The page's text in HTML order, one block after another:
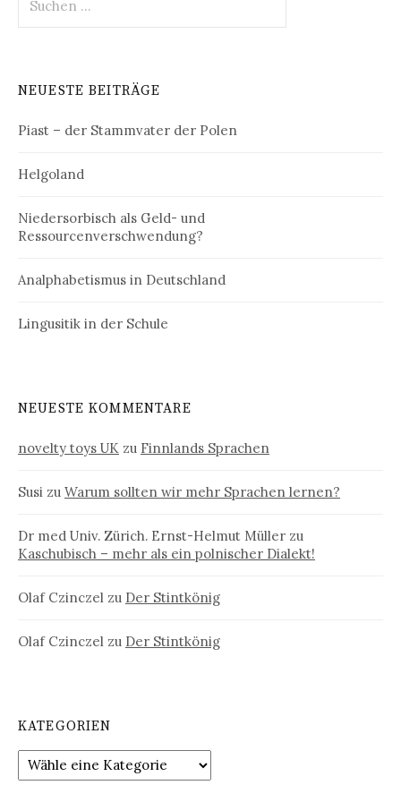
nach:
NEUESTE BEITRÄGE
Piast – der Stammvater der Polen
Helgoland
Niedersorbisch als Geld- und
Ressourcenverschwendung?
Analphabetismus in Deutschland
Lingusitik in der Schule
NEUESTE KOMMENTARE
novelty toys UK zu Finnlands Sprachen
Susi zu Warum sollten wir mehr Sprachen lernen?
Dr med Univ. Zürich. Ernst-Helmut Müller zu
Kaschubisch – mehr als ein polnischer Dialekt!
Olaf Czinczel zu Der Stintkönig
Olaf Czinczel zu Der Stintkönig
KATEGORIEN